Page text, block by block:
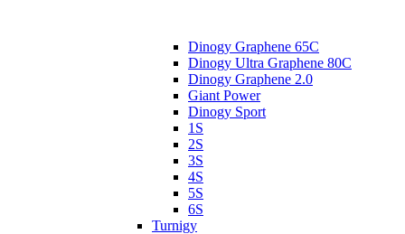
Dinogy Graphene 65C
Dinogy Ultra Graphene 80C
Dinogy Graphene 2.0
Giant Power
Dinogy Sport
1S
2S
3S
4S
5S
6S
Turnigy